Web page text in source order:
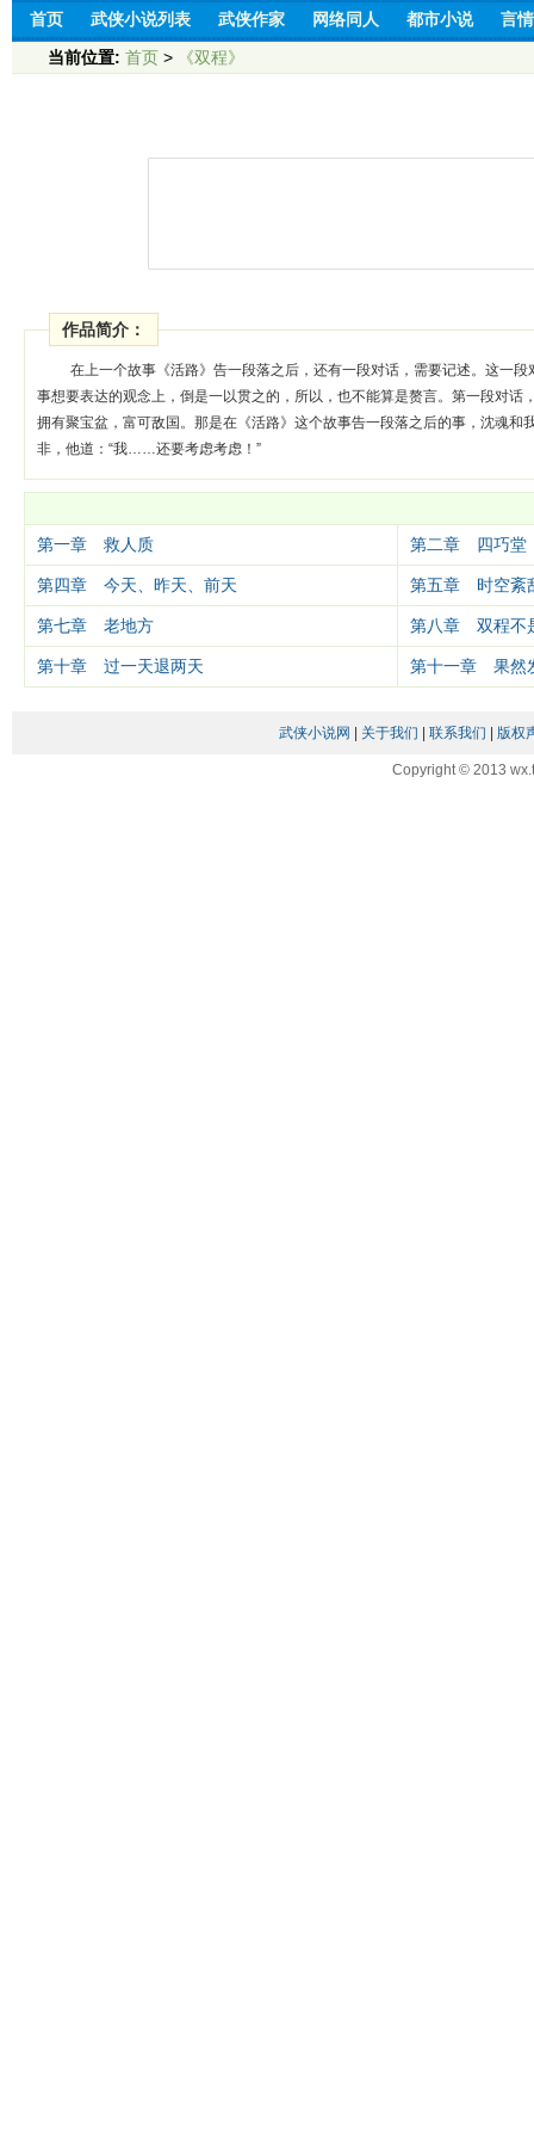
首页 武侠小说列表 武侠作家 网络同人 都市小说 言
当前位置: 首页 > 《双程》
作品简介：
在上一个故事《活路》告一段落之后，还有一段对话，需要记述。这一
事想要表达的观念上，倒是一以贯之的，所以，也不能算是赘言。第一段对
拥有聚宝盆，富可敌国。那是在《活路》这个故事告一段落之后的事，沈魂
非，他道：“我……还要考虑考虑！”
第一章 救人质 第二章 四巧堂
第四章 今天、昨天、前天 第五章 时空紊
第七章 老地方 第八章 双程不
第十章 过一天退两天 第十一章 果然
武侠小说网 关于我们 联系我们 版权
Copyright © 2013